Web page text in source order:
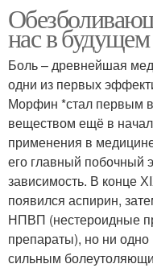
нас в будущем
Боль – древнейшая
одни из первых
Морфин *стал первым
веществом ещё в
применения в
его главный побочный
зависимость. В конце
появился аспирин,
НПВП (нестероидные
препараты), но ни
сильным